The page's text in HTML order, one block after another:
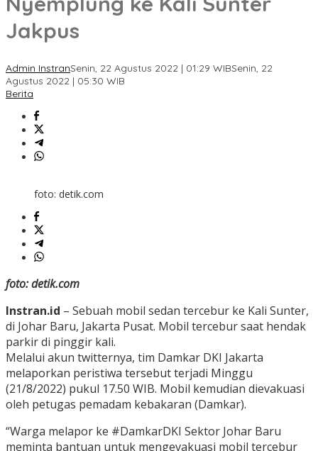
Jakpus
Admin InstranSenin, 22 Agustus 2022 | 01:29 WIBSenin, 22
Agustus 2022 | 05:30 WIB
Berita
foto: detik.com
foto: detik.com
Instran.id – Sebuah mobil sedan tercebur ke Kali Sunter,
di Johar Baru, Jakarta Pusat. Mobil tercebur saat hendak
parkir di pinggir kali.
Melalui akun twitternya, tim Damkar DKI Jakarta
melaporkan peristiwa tersebut terjadi Minggu
(21/8/2022) pukul 17.50 WIB. Mobil kemudian dievakuasi
oleh petugas pemadam kebakaran (Damkar).
“Warga melapor ke #DamkarDKI Sektor Johar Baru
meminta bantuan untuk mengevakuasi mobil tercebur